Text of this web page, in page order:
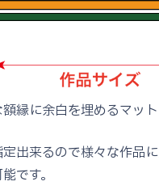
縁に余白を埋めるマット
出来るので様々な作品に
です。